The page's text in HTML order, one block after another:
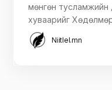
мөнгөн
хуваарийг
Niitlel.mn